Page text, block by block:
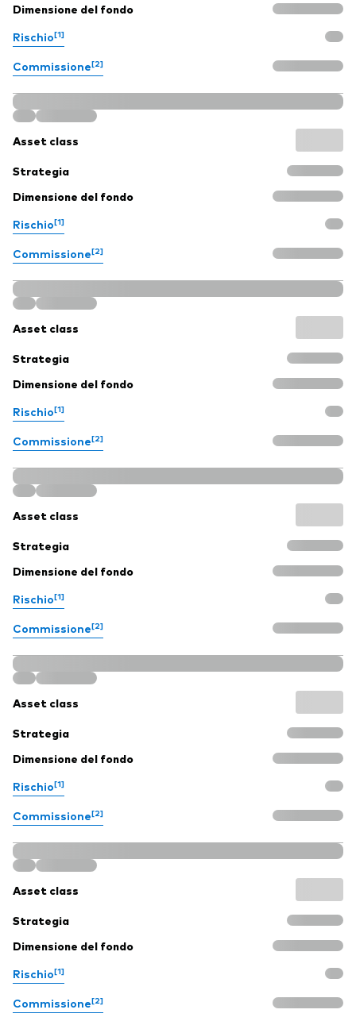
Dimensione del fondo
Rischio[1]
Commissione[2]
Asset class
Strategia
Dimensione del fondo
Rischio[1]
Commissione[2]
Asset class
Strategia
Dimensione del fondo
Rischio[1]
Commissione[2]
Asset class
Strategia
Dimensione del fondo
Rischio[1]
Commissione[2]
Asset class
Strategia
Dimensione del fondo
Rischio[1]
Commissione[2]
Asset class
Strategia
Dimensione del fondo
Rischio[1]
Commissione[2]